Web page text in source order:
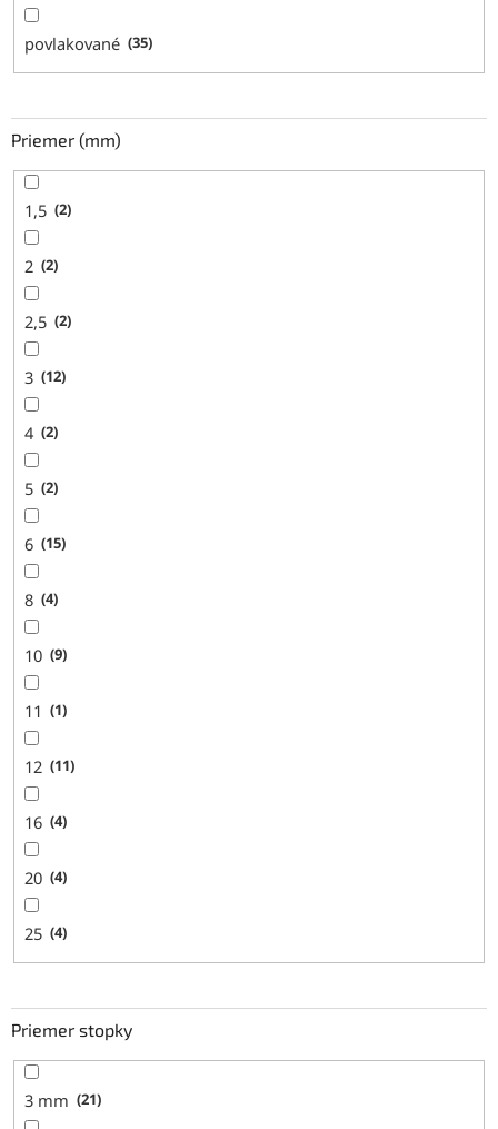
povlakované 35
Priemer (mm)
1,5 2
2 2
2,5 2
3 12
4 2
5 2
6 15
8 4
10 9
11 1
12 11
16 4
20 4
25 4
Priemer stopky
3 mm 21